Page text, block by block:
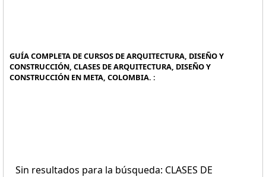
GUÍA COMPLETA DE CURSOS DE ARQUITECTURA, DISEÑO Y
CONSTRUCCIÓN, CLASES DE ARQUITECTURA, DISEÑO Y
CONSTRUCCIÓN EN META, COLOMBIA. :
Sin resultados para la búsqueda: CLASES DE